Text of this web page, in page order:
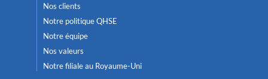
Nos clients
Notre politique QHSE
Notre équipe
Nos valeurs
Notre filiale au Royaume-Uni